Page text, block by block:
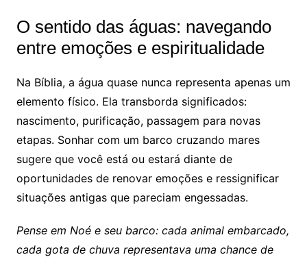
O sentido das águas: navegando
entre emoções e espiritualidade
Na Bíblia, a água quase nunca representa apenas um
elemento físico. Ela transborda significados:
nascimento, purificação, passagem para novas
etapas. Sonhar com um barco cruzando mares
sugere que você está ou estará diante de
oportunidades de renovar emoções e ressignificar
situações antigas que pareciam engessadas.
Pense em Noé e seu barco: cada animal embarcado,
cada gota de chuva representava uma chance de